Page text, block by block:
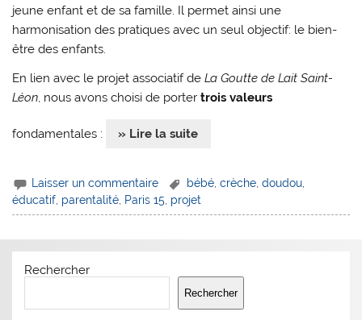
jeune enfant et de sa famille. Il permet ainsi une
harmonisation des pratiques avec un seul objectif: le bien-
être des enfants.
En lien avec le projet associatif deLa Goutte de Lait Saint-
Léon, nous avons choisi de portertrois valeurs
fondamentales : » Lire la suite
Laisser un commentaire bébé ,crèche ,doudou
éducatif, parentalité, Paris 15, projet
Rechercher
Rechercher